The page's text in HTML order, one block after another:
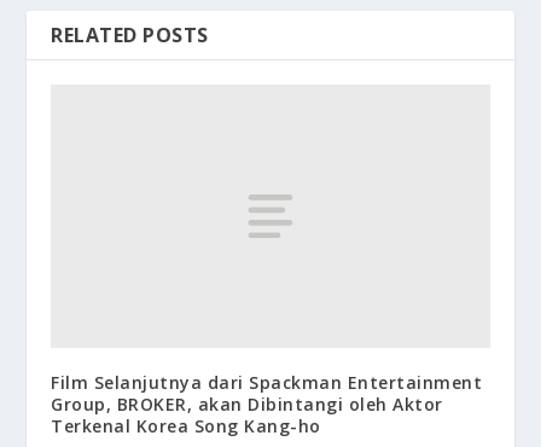
RELATED POSTS
Film Selanjutnya dari Spackman Entertainment
Group, BROKER, akan Dibintangi oleh Aktor
Terkenal Korea Song Kang-ho